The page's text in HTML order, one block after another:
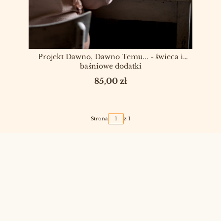
Projekt Dawno, Dawno Temu... - świeca i
baśniowe dodatki
Cena
85,00 zł
Strona z 1